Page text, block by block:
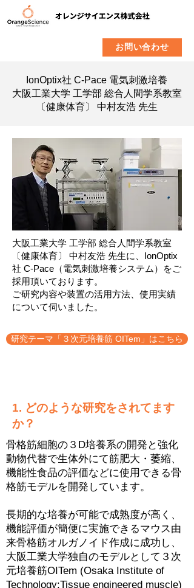
お問い合わせ
IonOptix社 C-Pace 電気刺激培養
大阪工業大学 工学部 総合人間学系教室
〔健康体育〕 中村友浩 先生
大阪工業大学 工学部 総合人間学系教室
〔健康体育〕 中村友浩 先生に、IonOptix
社 C-Pace（電気刺激培養システム）をご
採用頂いております。
ご研究内容や装置の活用方法、使用実績
について伺いました。
研究テーマ「３次元培養筋 OITem」はこちら
1. どのような研究をされてます
か？
骨格筋細胞の３D培養系の開発と強化
動物代替で生体外にて筋肥大・萎縮、
機能性食品の評価などに使用できる骨
格筋モデルを開発しています。
長期的な培養が可能で成熟度が高く、
機能評価が簡便に実施できるマウス由
来骨格筋オルガノイド作成に成功し、
大阪工業大学独自のモデルとして３次
元培養筋OITem (Osaka Institute of
Technology:Tissue engineered muscle)